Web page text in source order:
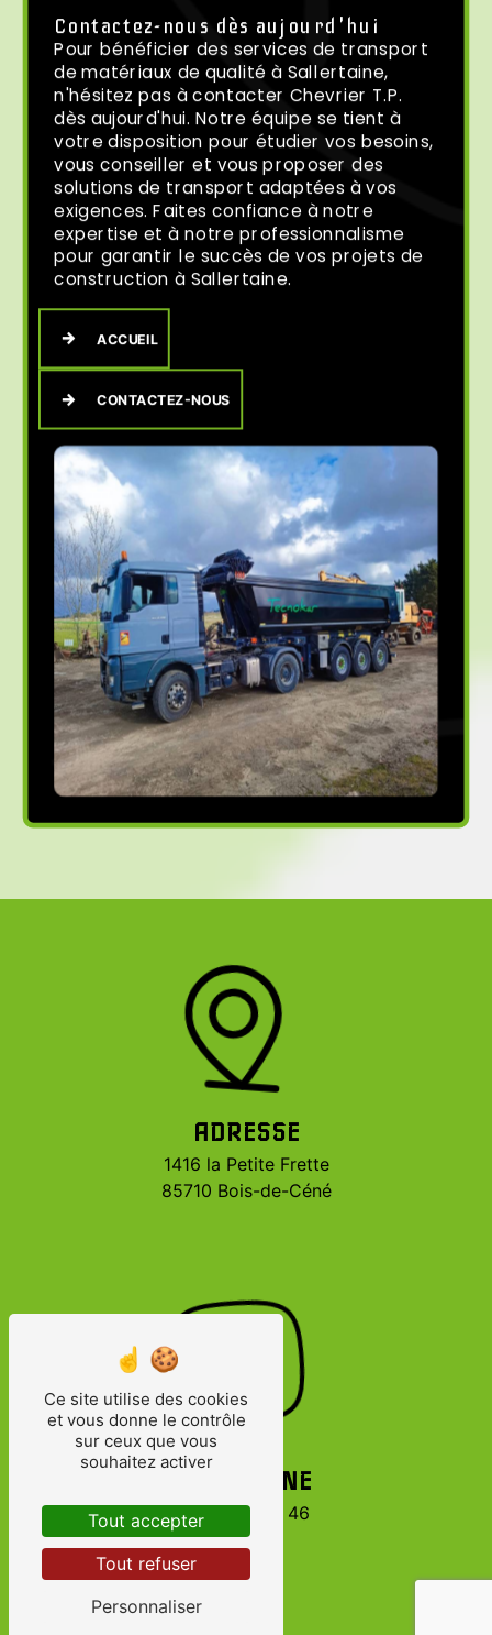
Contactez-nous dès aujourd'hui
Pour bénéficier des services de transport
de matériaux de qualité à Sallertaine,
n'hésitez pas à contacter Chevrier T.P.
dès aujourd'hui. Notre équipe se tient à
votre disposition pour étudier vos besoins,
vous conseiller et vous proposer des
solutions de transport adaptées à vos
exigences. Faites confiance à notre
expertise et à notre professionnalisme
pour garantir le succès de vos projets de
construction à Sallertaine.
ACCUEIL
CONTACTEZ-NOUS
ADRESSE
1416 la Petite Frette
85710 Bois-de-Céné
TÉLÉPHONE
06 71 26 08 46
Ce site utilise des cookies
et vous donne le contrôle
sur ceux que vous
souhaitez activer
Tout accepter
Tout refuser
Personnaliser